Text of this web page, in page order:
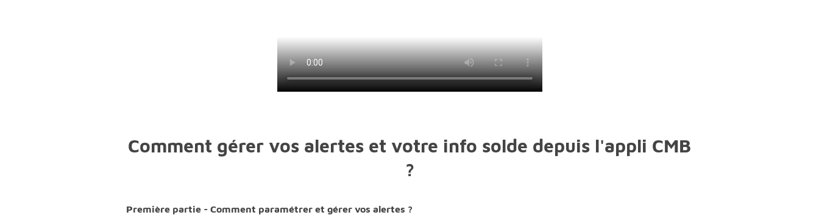
Comment gérer vos alertes et votre info solde depuis l'appli CMB
?
Première partie - Comment paramétrer et gérer vos alertes ?